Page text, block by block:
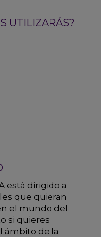
UTILIZARÁS?
está dirigido a
que quieran
el mundo del
si quieres
ámbito de la